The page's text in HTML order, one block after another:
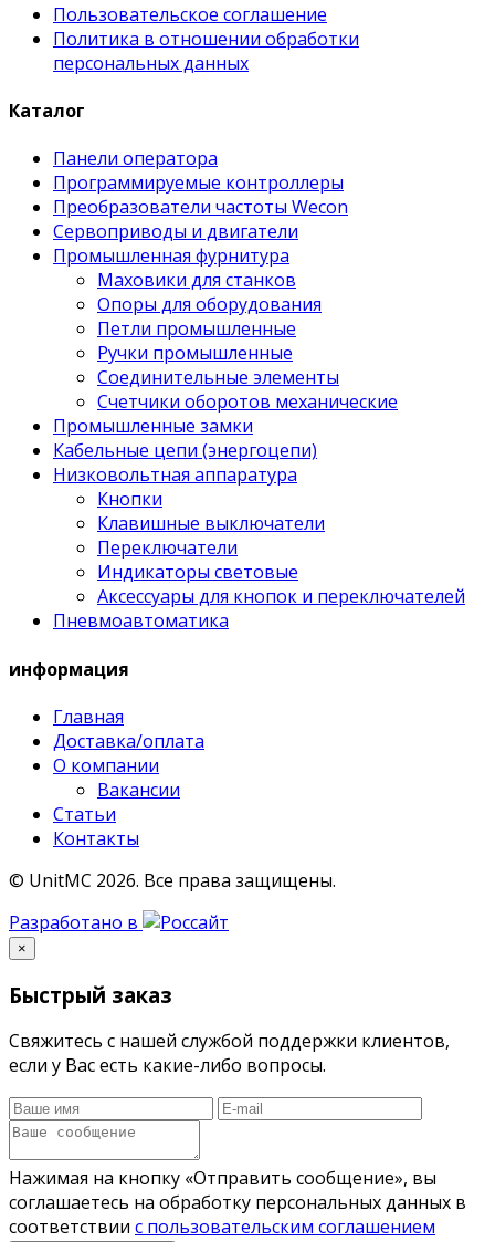
Пользовательское соглашение
Политика в отношении обработки
персональных данных
Каталог
Панели оператора
Программируемые контроллеры
Преобразователи частоты Wecon
Сервоприводы и двигатели
Промышленная фурнитура
Маховики для станков
Опоры для оборудования
Петли промышленные
Ручки промышленные
Соединительные элементы
Счетчики оборотов механические
Промышленные замки
Кабельные цепи (энергоцепи)
Низковольтная аппаратура
Кнопки
Клавишные выключатели
Переключатели
Индикаторы световые
Аксессуары для кнопок и переключателей
Пневмоавтоматика
информация
Главная
Доставка/оплата
О компании
Вакансии
Статьи
Контакты
© UnitMC 2026. Все права защищены.
Разработано в
×
Быстрый заказ
Свяжитесь с нашей службой поддержки клиентов,
если у Вас есть какие-либо вопросы.
Нажимая на кнопку «Отправить сообщение», вы
соглашаетесь на обработку персональных данных в
соответствии с пользовательским соглашением